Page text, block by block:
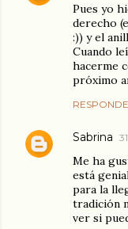
Pues yo
derecho
:)) y el
Cuando
hacerme
próximo
Sabrina
Me ha
está
para la
tradición
ver si